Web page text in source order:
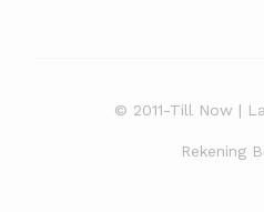
© 2011-Till Now |
Rekening